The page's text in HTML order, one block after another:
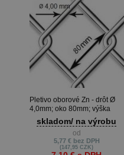
Pletivo oborové Zn - drôt Ø
4,0mm; oko 80mm; výška
100cm
skladom/ na výrobu
od
5,77 € bez DPH
(147,95 CZK)